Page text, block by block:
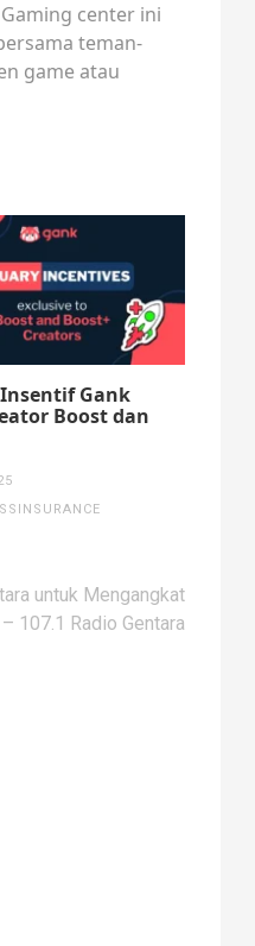
center ini
teman-
game atau
Gank
Boost dan
untuk Mengangkat
107.1 Radio Gentara